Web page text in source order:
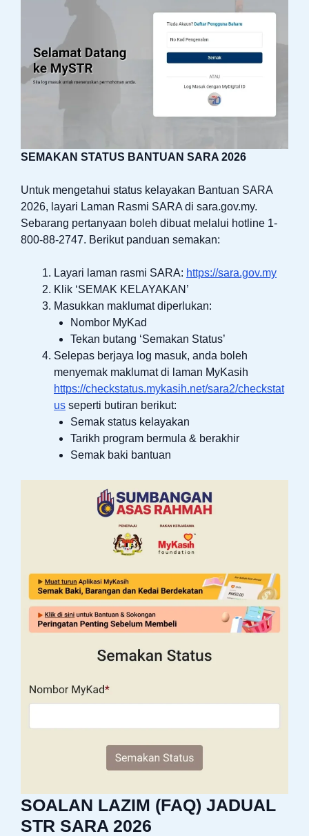
SEMAKAN STATUS BANTUAN SARA 2026
Untuk mengetahui status kelayakan Bantuan SARA
2026, layari Laman Rasmi SARA di sara.gov.my.
Sebarang pertanyaan boleh dibuat melalui hotline 1-
800-88-2747. Berikut panduan semakan:
Layari laman rasmi SARA: https://sara.gov.my
Klik ‘SEMAK KELAYAKAN’
Masukkan maklumat diperlukan:
Nombor MyKad
Tekan butang ‘Semakan Status’
Selepas berjaya log masuk, anda boleh
menyemak maklumat di laman MyKasih
https://checkstatus.mykasih.net/sara2/checkstat
us seperti butiran berikut:
Semak status kelayakan
Tarikh program bermula & berakhir
Semak baki bantuan
SOALAN LAZIM (FAQ) JADUAL
STR SARA 2026